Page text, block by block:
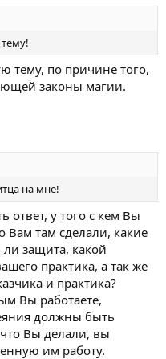
тему, по причине того,
законы магии.
на мне!
ответ, у того с кем Вы
Вам там сделали, какие
защита, какой
практика, а так же
и практика?
Вы работаете,
должны быть
Вы делали, вы
им работу.